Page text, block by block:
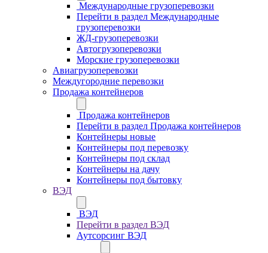
Международные грузоперевозки
Перейти в раздел Международные
грузоперевозки
ЖД-грузоперевозки
Автогрузоперевозки
Морские грузоперевозки
Авиагрузоперевозки
Междугородние перевозки
Продажа контейнеров
Продажа контейнеров
Перейти в раздел Продажа контейнеров
Контейнеры новые
Контейнеры под перевозку
Контейнеры под склад
Контейнеры на дачу
Контейнеры под бытовку
ВЭД
ВЭД
Перейти в раздел ВЭД
Аутсорсинг ВЭД